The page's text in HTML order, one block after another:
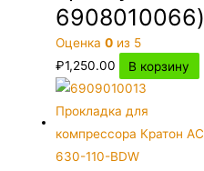
6908010066)
Оценка0 из 5
₽1,250.00 В корзину